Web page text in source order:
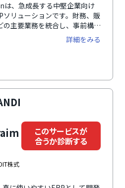
は、急成長する中堅企業向け
ソリューションです。財務、販
主要業務を統合し、事前構築
により効率化を実現します。リ
経営の意思決定をサポートし、
きる柔軟性を提供。世界160
詳細をみる
株式
このサービスが
合うか診断する